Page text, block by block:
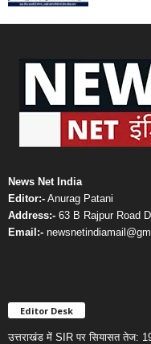
News Net India
Editor:- Anurag Patani
Address:- 63 B Rajpur Road
Email:-
Editor Desk
उत्तराखंड में SIR पर सियासत तेज: